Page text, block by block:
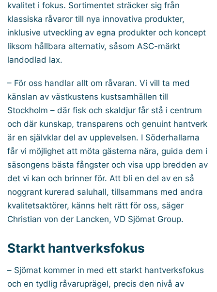
kvalitet i fokus. Sortimentet sträcker sig från
klassiska råvaror till nya innovativa produkter,
inklusive utveckling av egna produkter och koncept
liksom hållbara alternativ, såsom ASC-märkt
landodlad lax.
– För oss handlar allt om råvaran. Vi vill ta med
känslan av västkustens kustsamhällen till
Stockholm – där fisk och skaldjur får stå i centrum
och där kunskap, transparens och genuint hantverk
är en självklar del av upplevelsen. I Söderhallarna
får vi möjlighet att möta gästerna nära, guida dem i
säsongens bästa fångster och visa upp bredden av
det vi kan och brinner för. Att bli en del av en så
noggrant kurerad saluhall, tillsammans med andra
kvalitetsaktörer, känns helt rätt för oss, säger
Christian von der Lancken, VD Sjömat Group.
Starkt hantverksfokus
– Sjömat kommer in med ett starkt hantverksfokus
och en tydlig råvaruprägel, precis den nivå av